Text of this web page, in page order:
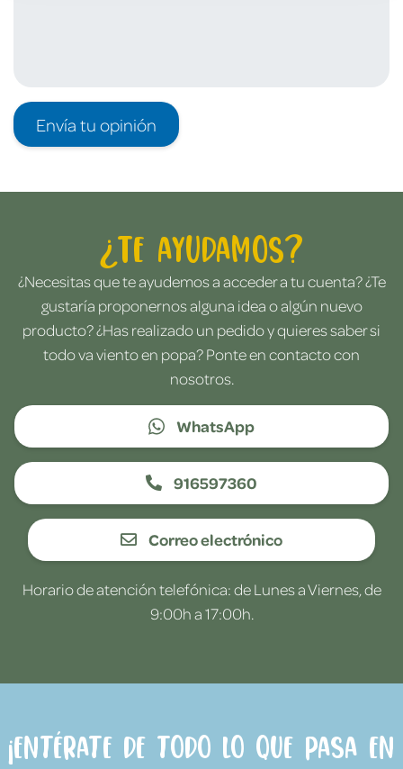
Envía tu opinión
¿Te ayudamos?
¿Necesitas que te ayudemos a acceder a tu cuenta? ¿Te
gustaría proponernos alguna idea o algún nuevo
producto? ¿Has realizado un pedido y quieres saber si
todo va viento en popa? Ponte en contacto con
nosotros.
WhatsApp
916597360
Correo electrónico
Horario de atención telefónica: de Lunes a Viernes, de
9:00h a 17:00h.
¡Entérate de todo lo que pasa en